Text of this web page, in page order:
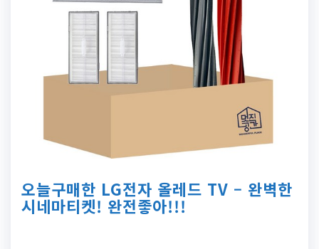
오늘구매한 LG전자 올레드 TV – 완벽한
시네마티켓! 완전좋아!!!